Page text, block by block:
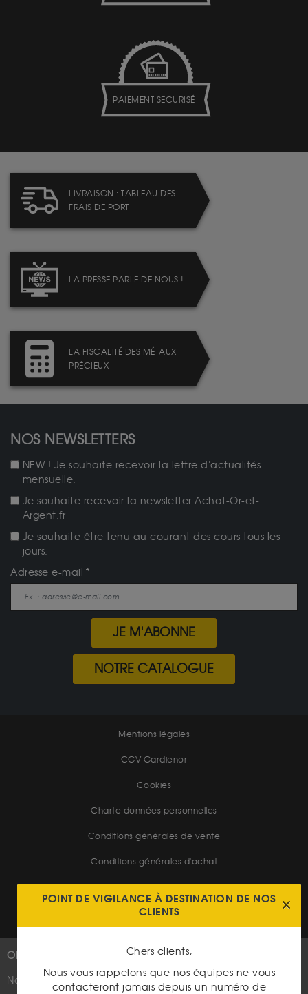
PAIEMENT SECURISÉ
LIVRAISON : TABLEAU DES
FRAIS DE PORT
LA PRESSE PARLE DE NOUS !
LA FISCALITÉ DES MÉTAUX
PRÉCIEUX
NOS NEWSLETTERS
NEW ! Je souhaite recevoir la lettre d'actualités
mensuelle.
Je souhaite recevoir la newsletter Achat-Or-et-
Argent.fr
Je souhaite être tenu au courant des cours tous les
jours.
Adresse e-mail
JE M'ABONNE
NOTRE CATALOGUE
Mentions légales
CGV Gardienor
Cookies
Charte données personnelles
Conditions générales de vente
Conditions générales d'achat
OR
Nouveautés
PLUS D'INFOS
Suivez-nous
POINT DE VIGILANCE À DESTINATION DE NOS
CLIENTS
Chers clients,
Nous vous rappelons que nos équipes ne vous
contacteront jamais depuis un numéro de